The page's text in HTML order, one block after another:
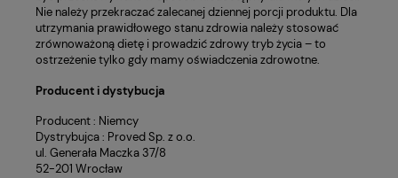
Nie należy przekraczać zalecanej dziennej porcji produktu. Dla
utrzymania prawidłowego stanu zdrowia należy stosować
zrównoważoną dietę i prowadzić zdrowy tryb życia – to
ostrzeżenie tylko gdy mamy oświadczenia zdrowotne.
Producent i dystybucja
Producent : Niemcy
Dystrybujca : Proved Sp. z o.o.
ul. Generała Maczka 37/8
52-201 Wrocław